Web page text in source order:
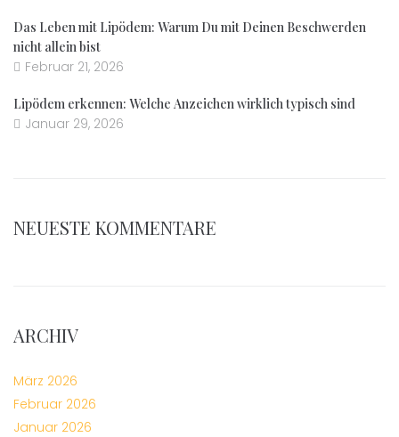
Das Leben mit Lipödem: Warum Du mit Deinen Beschwerden
nicht allein bist
Februar 21, 2026
Lipödem erkennen: Welche Anzeichen wirklich typisch sind
Januar 29, 2026
NEUESTE KOMMENTARE
ARCHIV
März 2026
Februar 2026
Januar 2026